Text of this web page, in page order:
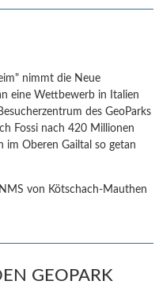
nimmt die Neue
eine Wettbewerb in Italien
des GeoParks
Fossi nach 420 Millionen
im Oberen Gailtal so getan
von Kötschach-Mauthen
GEOPARK